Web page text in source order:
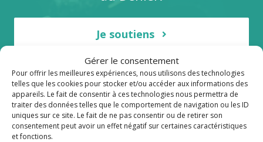
Gérer le consentement
Pour offrir les meilleures expériences, nous utilisons des technologies
telles que les cookies pour stocker et/ou accéder aux informations des
appareils. Le fait de consentir à ces technologies nous permettra de
traiter des données telles que le comportement de navigation ou les ID
uniques sur ce site. Le fait de ne pas consentir ou de retirer son
consentement peut avoir un effet négatif sur certaines caractéristiques
et fonctions.
Je soutiens
Publications récentes